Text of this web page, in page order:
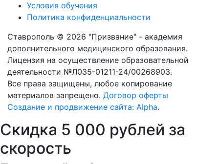
Условия обучения
Политика конфиденциальности
Ставрополь © 2026 "Призвание" - академия
дополнительного медицинского образования.
Лицензия на осуществление образовательной
деятельности №Л035-01211-24/00268903.
Все права защищены, любое копирование
материалов запрещено. Договор оферты
Создание и продвижение сайта: Alpha.
Скидка 5 000 рублей за
скорость